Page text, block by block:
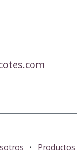
• Productos